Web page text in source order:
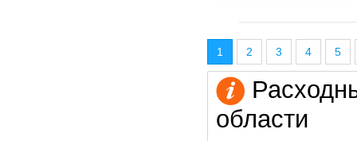
1 2 3 4 5
области